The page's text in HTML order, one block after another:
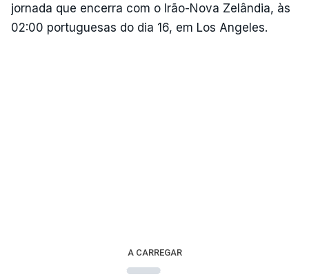
jornada que encerra com o Irão-Nova Zelândia, às
02:00 portuguesas do dia 16, em Los Angeles.
A CARREGAR